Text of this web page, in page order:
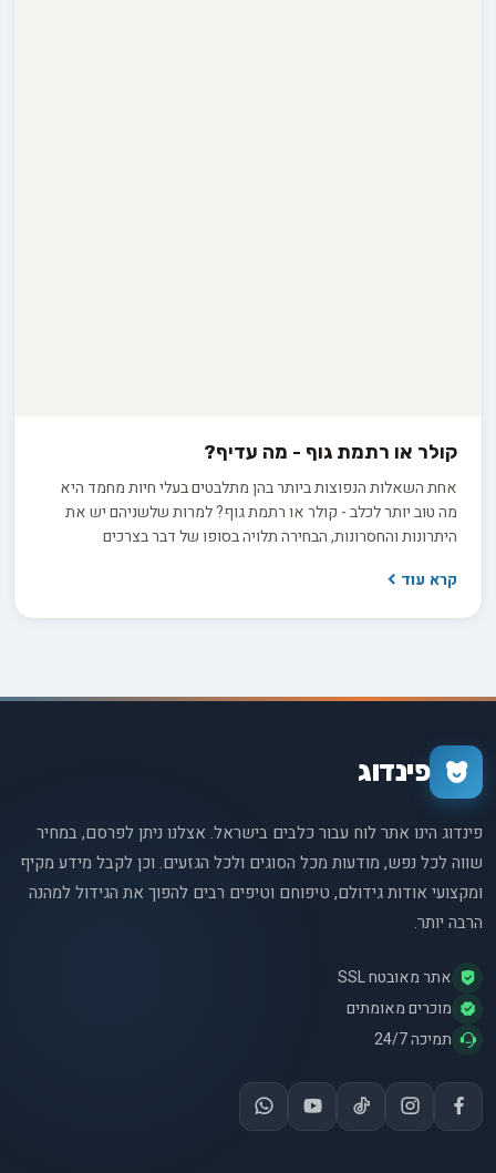
קולר או רתמת גוף - מה עדיף?
אחת השאלות הנפוצות ביותר בהן מתלבטים בעלי חיות מחמד היא
מה טוב יותר לכלב - קולר או רתמת גוף? למרות שלשניהם יש את
היתרונות והחסרונות, הבחירה תלויה בסופו של דבר בצרכים
את היתרונות והחסרונות של שתי האפשרויות כדי לעזור לקבל
קרא עוד
פינדוג
פינדוג הינו אתר לוח עבור כלבים בישראל. אצלנו ניתן לפרסם, במחיר
שווה לכל נפש, מודעות מכל הסוגים ולכל הגזעים. וכן לקבל מידע מקיף
ומקצועי אודות גידולם, טיפוחם וטיפים רבים להפוך את הגידול למהנה
הרבה יותר.
אתר מאובטח SSL
מוכרים מאומתים
תמיכה 24/7